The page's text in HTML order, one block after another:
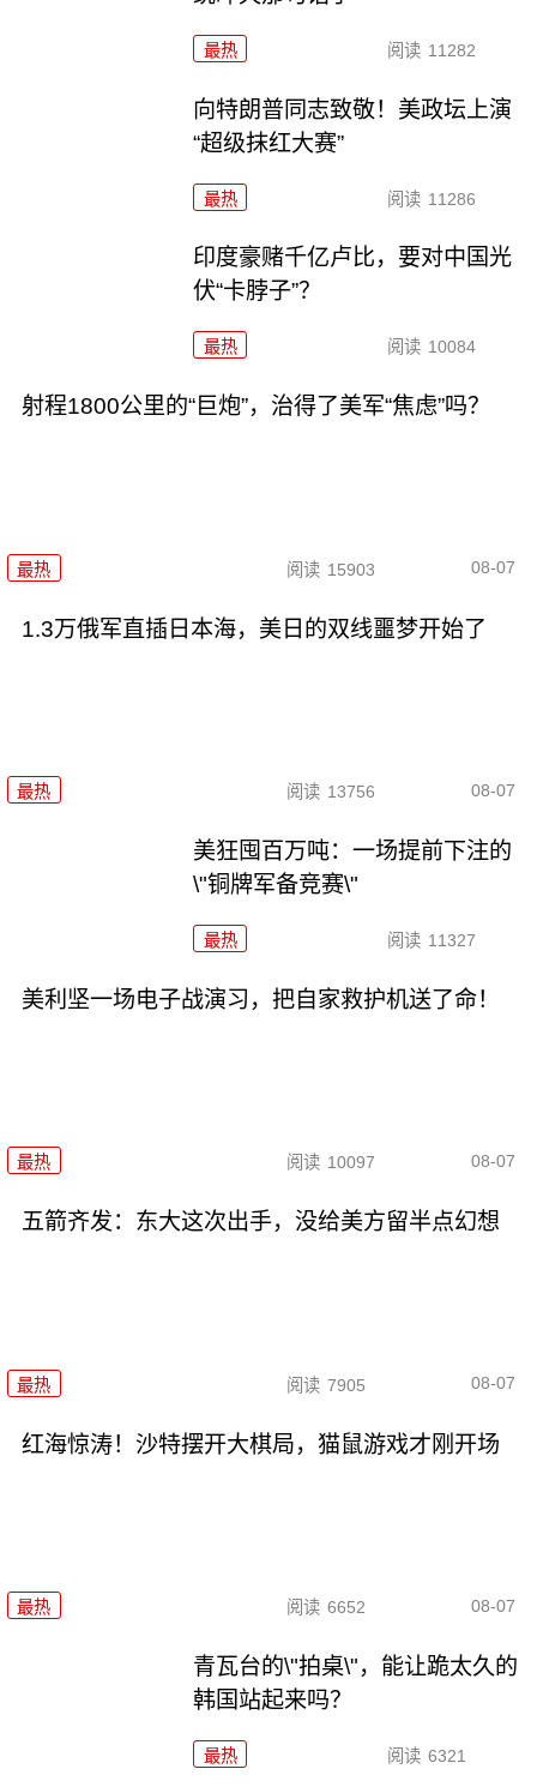
最热 阅读 11282
向特朗普同志致敬！美政坛上演
“超级抹红大赛”
最热 阅读 11286
印度豪赌千亿卢比，要对中国光
伏“卡脖子”？
最热 阅读 10084
射程1800公里的“巨炮”，治得了美军“焦虑”吗？
最热 阅读 15903 08-07
1.3万俄军直插日本海，美日的双线噩梦开始了
最热 阅读 13756 08-07
美狂囤百万吨：一场提前下注的
\"铜牌军备竞赛\"
最热 阅读 11327
美利坚一场电子战演习，把自家救护机送了命！
最热 阅读 10097 08-07
五箭齐发：东大这次出手，没给美方留半点幻想
最热 阅读 7905 08-07
红海惊涛！沙特摆开大棋局，猫鼠游戏才刚开场
最热 阅读 6652 08-07
青瓦台的\"拍桌\"，能让跪太久的
韩国站起来吗？
最热 阅读 6321